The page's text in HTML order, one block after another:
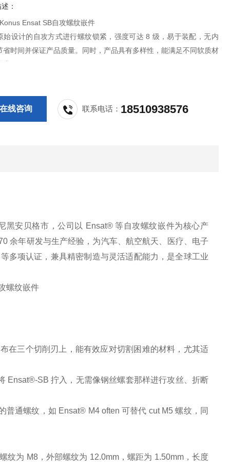
：
Ensat SB自攻螺纹嵌件
始设计的自攻方式进行螺纹锁紧，强度可达 8 级，易于装配，无内
省时间并保证产品质量。同时，产品具有多样性，能满足不同软质材
。
线咨询 联系电话： 18510938576
安贝格市，公司以 Ensat® 等自攻螺纹嵌件为核心产
余年研发与生产经验，为汽车、航空航天、医疗、电子
多项认证，兼具精密制造与灵活适配能力，是全球工业
在三个切削刃上，能有效应对切割困难的材料，尤其适
Ensat®-SB 拧入，无需像钢丝螺套那样进行攻丝、折断
通螺纹，如 Ensat® M4 often 可替代 cut M5 螺纹，同
纹为 M8，外部螺纹为 12.0mm，螺距为 1.50mm，长度